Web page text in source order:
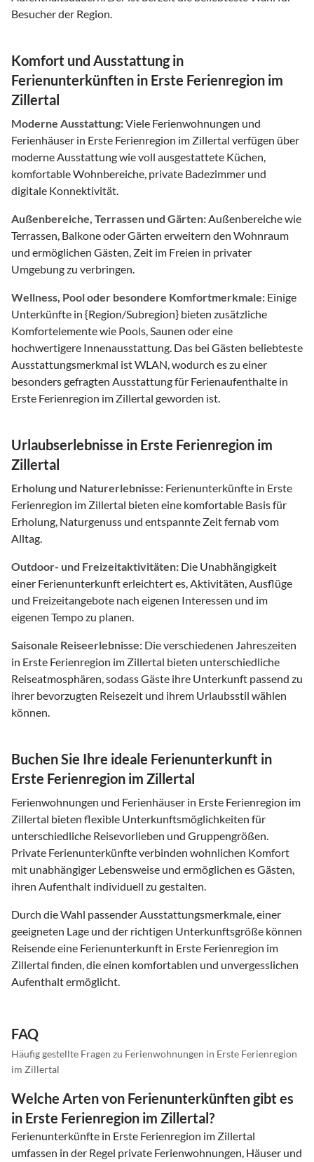
Besucher der Region.
Komfort und Ausstattung in
Ferienunterkünften in Erste Ferienregion im
Zillertal
Moderne Ausstattung:Viele Ferienwohnungen und
Ferienhäuser in Erste Ferienregion im Zillertal verfügen über
moderne Ausstattung wie voll ausgestattete Küchen,
komfortable Wohnbereiche, private Badezimmer und
digitale Konnektivität.
Außenbereiche, Terrassen und Gärten:Außenbereiche wie
Terrassen, Balkone oder Gärten erweitern den Wohnraum
und ermöglichen Gästen, Zeit im Freien in privater
Umgebung zu verbringen.
Wellness, Pool oder besondere Komfortmerkmale: Einige
Unterkünfte in {Region/Subregion} bieten zusätzliche
Komfortelemente wie Pools, Saunen oder eine
hochwertigere Innenausstattung. Das bei Gästen beliebteste
Ausstattungsmerkmal ist WLAN, wodurch es zu einer
besonders gefragten Ausstattung für Ferienaufenthalte in
Erste Ferienregion im Zillertal geworden ist.
Urlaubserlebnisse in Erste Ferienregion im
Zillertal
Erholung und Naturerlebnisse: Ferienunterkünfte in Erste
Ferienregion im Zillertal bieten eine komfortable Basis für
Erholung, Naturgenuss und entspannte Zeit fernab vom
Alltag.
Outdoor- und Freizeitaktivitäten: Die Unabhängigkeit
einer Ferienunterkunft erleichtert es, Aktivitäten, Ausflüge
und Freizeitangebote nach eigenen Interessen und im
eigenen Tempo zu planen.
Saisonale Reiseerlebnisse: Die verschiedenen Jahreszeiten
in Erste Ferienregion im Zillertal bieten unterschiedliche
Reiseatmosphären, sodass Gäste ihre Unterkunft passend zu
ihrer bevorzugten Reisezeit und ihrem Urlaubsstil wählen
können.
Buchen Sie Ihre ideale Ferienunterkunft in
Erste Ferienregion im Zillertal
Ferienwohnungen und Ferienhäuser in Erste Ferienregion im
Zillertal bieten flexible Unterkunftsmöglichkeiten für
unterschiedliche Reisevorlieben und Gruppengrößen.
Private Ferienunterkünfte verbinden wohnlichen Komfort
mit unabhängiger Lebensweise und ermöglichen es Gästen,
ihren Aufenthalt individuell zu gestalten.
Durch die Wahl passender Ausstattungsmerkmale, einer
geeigneten Lage und der richtigen Unterkunftsgröße können
Reisende eine Ferienunterkunft in Erste Ferienregion im
Zillertal finden, die einen komfortablen und unvergesslichen
Aufenthalt ermöglicht.
FAQ
Häufig gestellte Fragen zu Ferienwohnungen in Erste Ferienregion
im Zillertal
Welche Arten von Ferienunterkünften gibt es
in Erste Ferienregion im Zillertal?
Ferienunterkünfte in Erste Ferienregion im Zillertal
umfassen in der Regel private Ferienwohnungen, Häuser und